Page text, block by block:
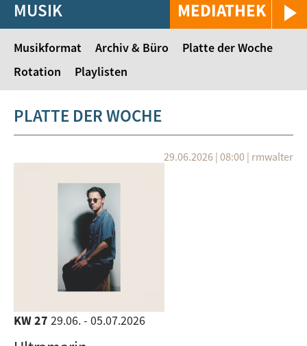
MEDIATHEK
MUSIK
Musikformat Archiv & Büro
Platte der Woche
Rotation
Playlisten
PLATTE DER WOCHE
29.06.2026 | 08:00 | rmwalter
KW 27 29.06. - 05.07.2026